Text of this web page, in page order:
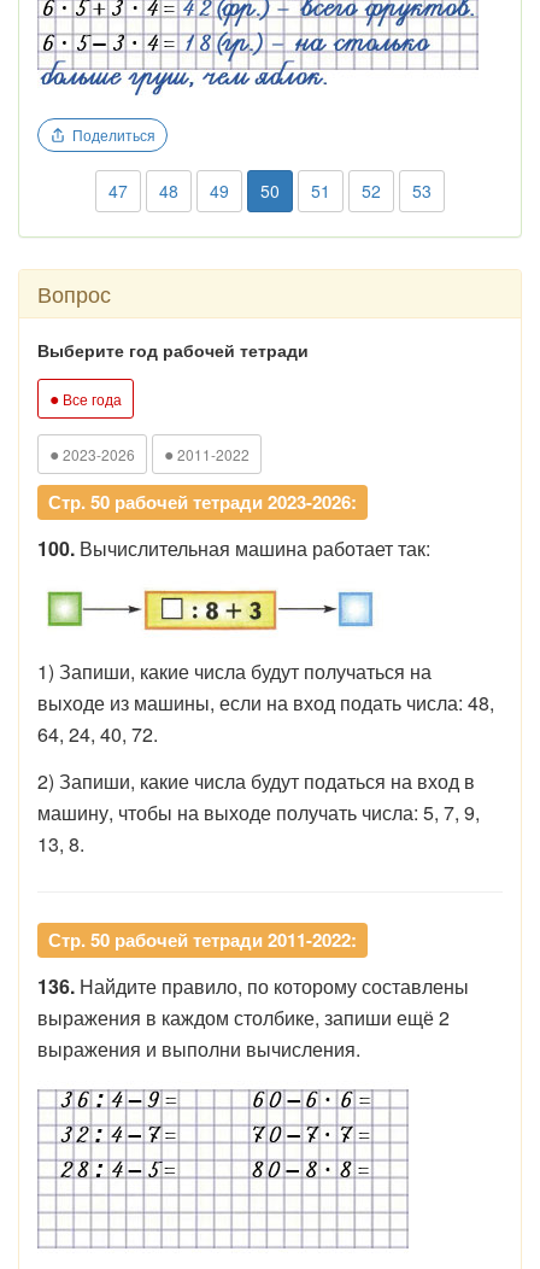
Поделиться
47 48 49 50 51 52 53
Вопрос
Выберите год рабочей тетради
● Все года
● 2023-2026 ● 2011-2022
Стр. 50 рабочей тетради 2023-2026:
100. Вычислительная машина работает так:
1) Запиши, какие числа будут получаться на
выходе из машины, если на вход подать числа: 48,
64, 24, 40, 72.
2) Запиши, какие числа будут податься на вход в
машину, чтобы на выходе получать числа: 5, 7, 9,
13, 8.
Стр. 50 рабочей тетради 2011-2022:
136. Найдите правило, по которому составлены
выражения в каждом столбике, запиши ещё 2
выражения и выполни вычисления.